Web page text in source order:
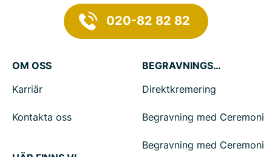
020-82 82 82
OM OSS
Karriär
Kontakta oss
BEGRAVNINGSTJÄNSTER
Direktkremering
Begravning med Ceremoni
Begravning med Ceremoni